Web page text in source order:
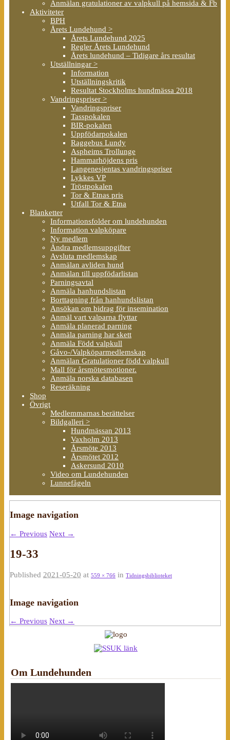
Anmälan gratulationer av valpkull på hemsida & Fb
Aktiviteter
BPH
Årets Lundehund >
Årets Lundehund 2025
Regler Årets Lundehund
Årets lundehund – Tidigare års resultat
Utställningar >
Information
Utställningskritik
Resultat Stockholms hundmässa 2018
Vandringspriser >
Vandringspriser
Tasspokalen
BIR-pokalen
Uppfödarpokalen
Raggebus Lundy
Aspheims Trollunge
Hammarhöjdens pris
Langenesjentas vandringspriser
Lykkes VP
Tröstpokalen
Tor & Etnas pris
Utfall Tor & Etna
Blanketter
Informationsfolder om lundehunden
Information valpköpare
Ny medlem
Ändra medlemsuppgifter
Avsluta medlemskap
Anmälan avliden hund
Anmälan till uppfödarlistan
Parningsavtal
Anmäla hanhundslistan
Borttagning från hanhundslistan
Ansökan om bidrag för insemination
Anmäl vart valparna flyttar
Anmäla planerad parning
Anmäla parning har skett
Anmäla Född valpkull
Gåvo-/Valpköparmedlemskap
Anmälan Gratulationer född valpkull
Mall för årsmötesmotioner.
Anmäla norska databasen
Reseräkning
Shop
Övrigt
Medlemmarnas berättelser
Bildgalleri >
Hundmässan 2013
Vaxholm 2013
Årsmöte 2013
Årsmötet 2012
Askersund 2010
Video om Lundehunden
Lunnefågeln
Image navigation
← Previous Next →
19-33
Published 2021-05-20 at 559 × 766 in Tidningsbiblioteket
Image navigation
← Previous Next →
Om Lundehunden